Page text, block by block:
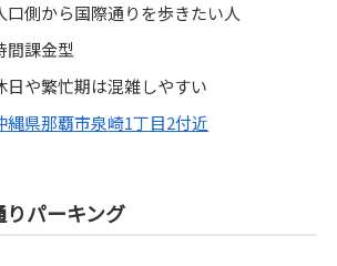
口側から国際通りを歩きたい人
間課金型
日や繁忙期は混雑しやすい
縄県那覇市泉崎1丁目2付近
りパーキング